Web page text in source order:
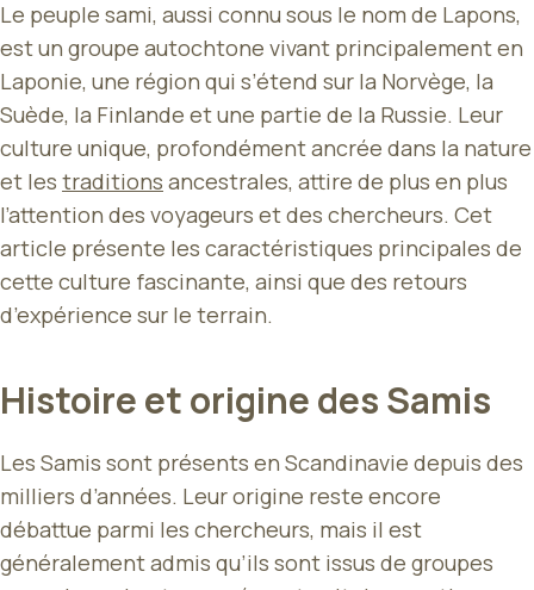
Le peuple sami, aussi connu sous le nom de Lapons,
est un groupe autochtone vivant principalement en
Laponie, une région qui s’étend sur la Norvège, la
Suède, la Finlande et une partie de la Russie. Leur
culture unique, profondément ancrée dans la nature
et les traditions ancestrales, attire de plus en plus
l’attention des voyageurs et des chercheurs. Cet
article présente les caractéristiques principales de
cette culture fascinante, ainsi que des retours
d’expérience sur le terrain.
Histoire et origine des Samis
Les Samis sont présents en Scandinavie depuis des
milliers d’années. Leur origine reste encore
débattue parmi les chercheurs, mais il est
généralement admis qu’ils sont issus de groupes